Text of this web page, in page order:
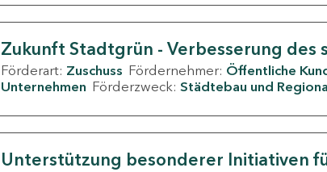
Zukunft Stadtgrün - Verbesserung des
Förderart: Zuschuss Fördernehmer: Öffentliche
Unternehmen Förderzweck: Städtebau und
Unterstützung besonderer Initiativen